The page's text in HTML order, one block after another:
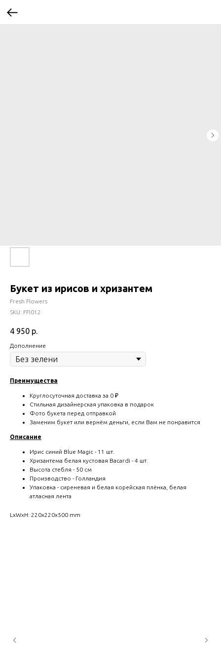
Букет из ирисов и хризантем
Fresh Flowers
SKU: FFI012
4 950 р.
Дополнение
Преимущества
Круглосуточная доставка за 0 ₽
Стильная дизайнерская упаковка в подарок
Фото букета перед отправкой
Заменим букет или вернём деньги, если Вам не понравится
Описание
Ирис синий Blue Magic - 11 шт.
Хризантема белая кустовая Bacardi - 4 шт.
Высота стебля - 50 см
Производство - Голландия
Упаковка - сиреневая и белая корейская плёнка, белая
атласная лента
LxWxH: 220x220x500 mm